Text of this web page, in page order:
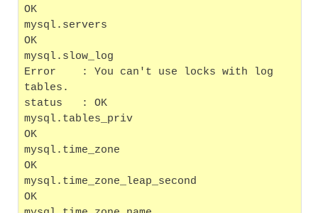
OK
mysql.servers
OK
mysql.slow_log
Error    : You can't use locks with log
tables.
status   : OK
mysql.tables_priv
OK
mysql.time_zone
OK
mysql.time_zone_leap_second
OK